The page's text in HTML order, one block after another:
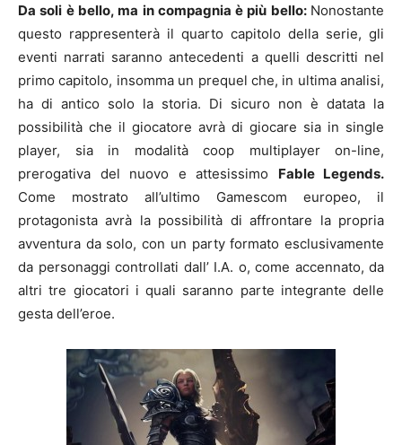
Da soli è bello, ma in compagnia è più bello: Nonostante
questo rappresenterà il quarto capitolo della serie, gli
eventi narrati saranno antecedenti a quelli descritti nel
primo capitolo, insomma un prequel che, in ultima analisi,
ha di antico solo la storia. Di sicuro non è datata la
possibilità che il giocatore avrà di giocare sia in single
player, sia in modalità coop multiplayer on-line,
prerogativa del nuovo e attesissimo Fable Legends.
Come mostrato all’ultimo Gamescom europeo, il
protagonista avrà la possibilità di affrontare la propria
avventura da solo, con un party formato esclusivamente
da personaggi controllati dall’ I.A. o, come accennato, da
altri tre giocatori i quali saranno parte integrante delle
gesta dell’eroe.